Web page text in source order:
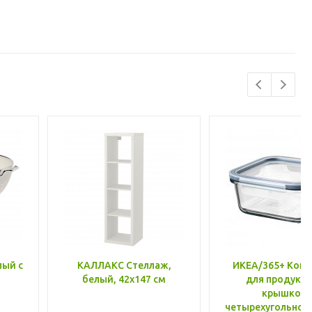
с
КАЛЛАКС Стеллаж,
белый, 42x147 см
ИКЕА/365+
для
крышкой,